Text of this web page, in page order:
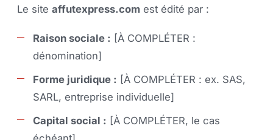
Le site affutexpress.com est édité par :
Raison sociale : [À COMPLÉTER :
dénomination]
Forme juridique : [À COMPLÉTER : ex. SAS,
SARL, entreprise individuelle]
Capital social : [À COMPLÉTER, le cas